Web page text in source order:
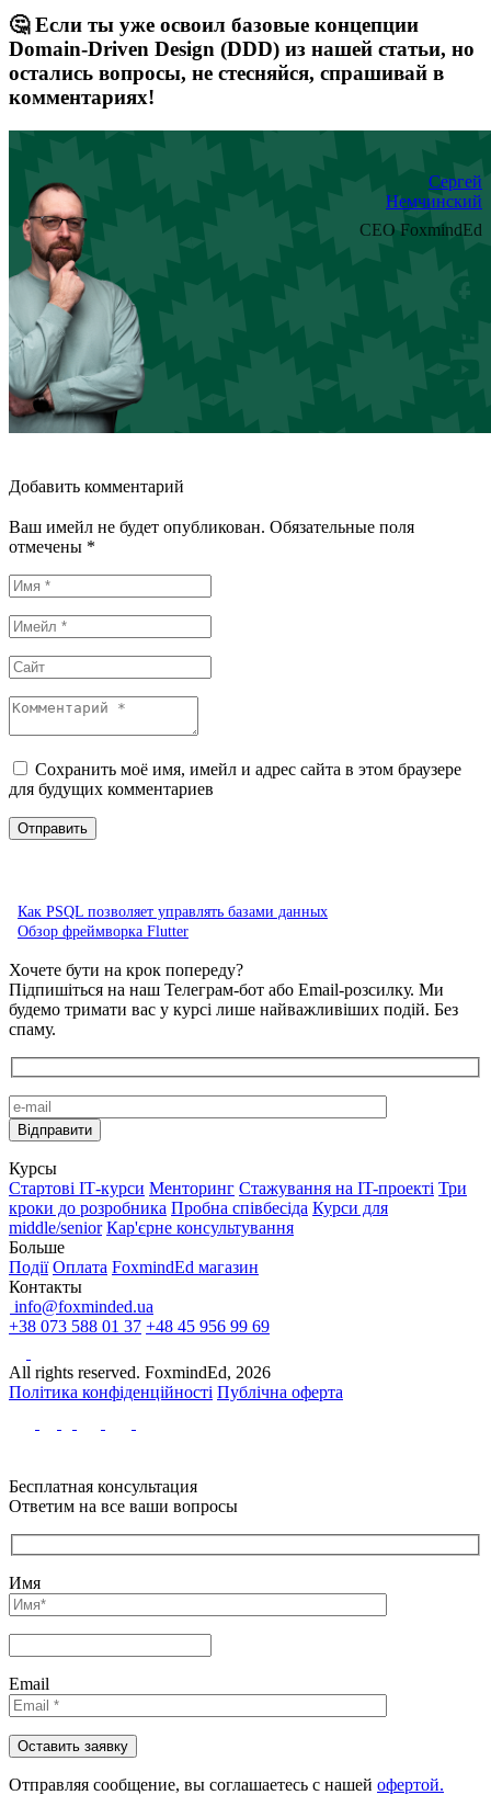
🤔 Если ты уже освоил базовые концепции
Domain-Driven Design (DDD) из нашей статьи, но
остались вопросы, не стесняйся, спрашивай в
комментариях!
Сергей
Немчинский
CEO FoxmindEd
Добавить комментарий
Ваш имейл не будет опубликован. Обязательные поля
отмечены *
Сохранить моё имя, имейл и адрес сайта в этом браузере
для будущих комментариев
Как PSQL позволяет управлять базами данных
Обзор фреймворка Flutter
Хочете бути на крок попереду?
Підпишіться на наш Телеграм-бот або Email-розсилку. Ми
будемо тримати вас у курсі лише найважливіших подій. Без
спаму.
Курсы
Стартові IТ-курси Менторинг Стажування на IT-проекті Три
кроки до розробника Пробна співбесіда Курси для
middle/senior Кар'єрне консультування
Больше
Події Оплата FoxmindEd магазин
Контакты
info@foxminded.ua
+38 073 588 01 37 +48 45 956 99 69
All rights reserved. FoxmindEd, 2026
Політика конфіденційності Публічна оферта
Бесплатная консультация
Ответим на все ваши вопросы
Имя
Email
Отправляя сообщениe, вы соглашаетесь с нашей офертой.